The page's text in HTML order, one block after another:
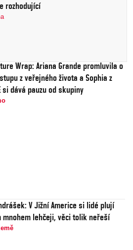
rozhodující
Wrap: Ariana Grande promluvila o
z veřejného života a Sophia z
si dává pauzu od skupiny
V Jižní Americe si lidé plují
mnohem lehčeji, věci tolik neřeší